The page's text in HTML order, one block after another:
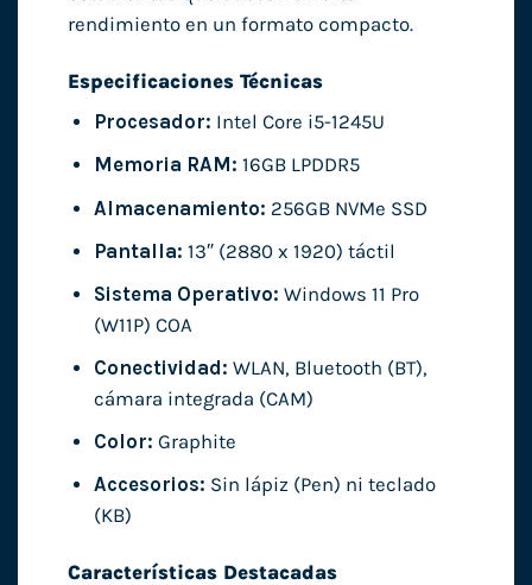
rendimiento en un formato compacto.
Especificaciones Técnicas
Procesador: Intel Core i5-1245U
Memoria RAM: 16GB LPDDR5
Almacenamiento: 256GB NVMe SSD
Pantalla: 13″ (2880 x 1920) táctil
Sistema Operativo: Windows 11 Pro
(W11P) COA
Conectividad: WLAN, Bluetooth (BT),
cámara integrada (CAM)
Color: Graphite
Accesorios: Sin lápiz (Pen) ni teclado
(KB)
Características Destacadas